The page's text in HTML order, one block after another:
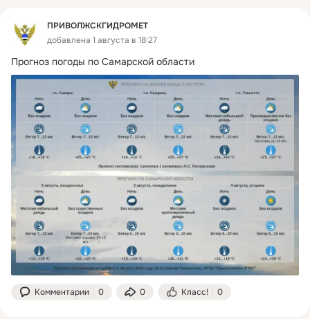
ПРИВОЛЖСКГИДРОМЕТ
добавлена 1 августа в 18:27
Прогноз погоды по Самарской области
Комментарии 0 0 Класс! 0